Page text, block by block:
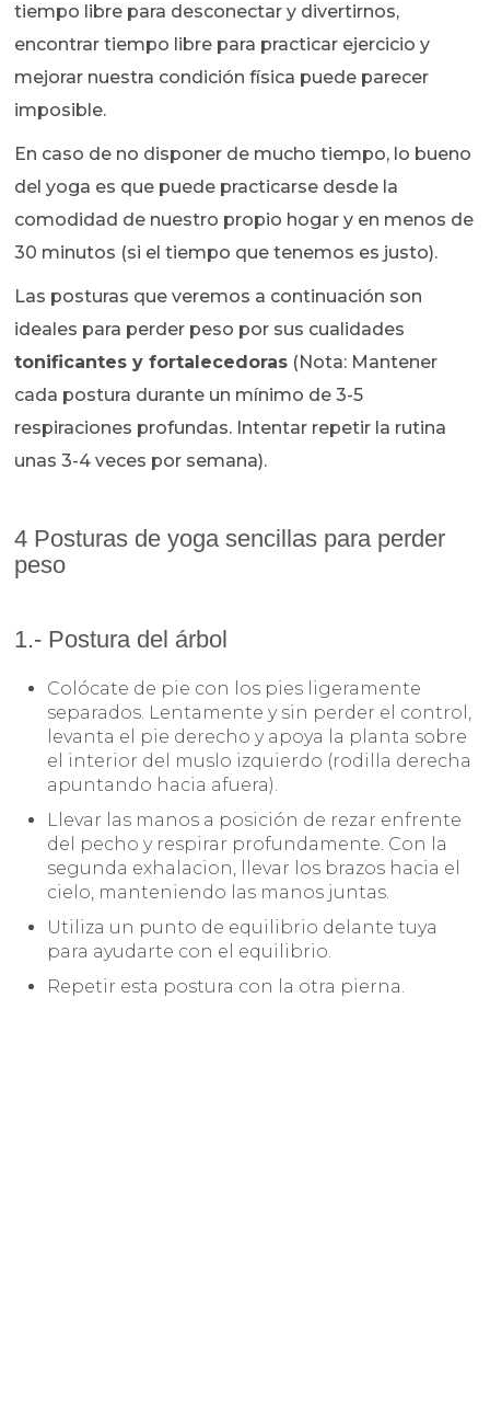
tiempo libre para desconectar y divertirnos,
encontrar tiempo libre para practicar ejercicio y
mejorar nuestra condición física puede parecer
imposible.
En caso de no disponer de mucho tiempo, lo bueno
del yoga es que puede practicarse desde la
comodidad de nuestro propio hogar y en menos de
30 minutos (si el tiempo que tenemos es justo).
Las posturas que veremos a continuación son
ideales para perder peso por sus cualidades
tonificantes y fortalecedoras (Nota: Mantener
cada postura durante un mínimo de 3-5
respiraciones profundas. Intentar repetir la rutina
unas 3-4 veces por semana).
4 Posturas de yoga sencillas para perder
peso
1.- Postura del árbol
Colócate de pie con los pies ligeramente
separados. Lentamente y sin perder el control,
levanta el pie derecho y apoya la planta sobre
el interior del muslo izquierdo (rodilla derecha
apuntando hacia afuera).
Llevar las manos a posición de rezar enfrente
del pecho y respirar profundamente. Con la
segunda exhalacion, llevar los brazos hacia el
cielo, manteniendo las manos juntas.
Utiliza un punto de equilibrio delante tuya
para ayudarte con el equilibrio.
Repetir esta postura con la otra pierna.